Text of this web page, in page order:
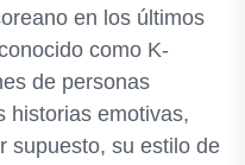
en los últimos
como K-
de personas
historias emotivas,
supuesto, su estilo de